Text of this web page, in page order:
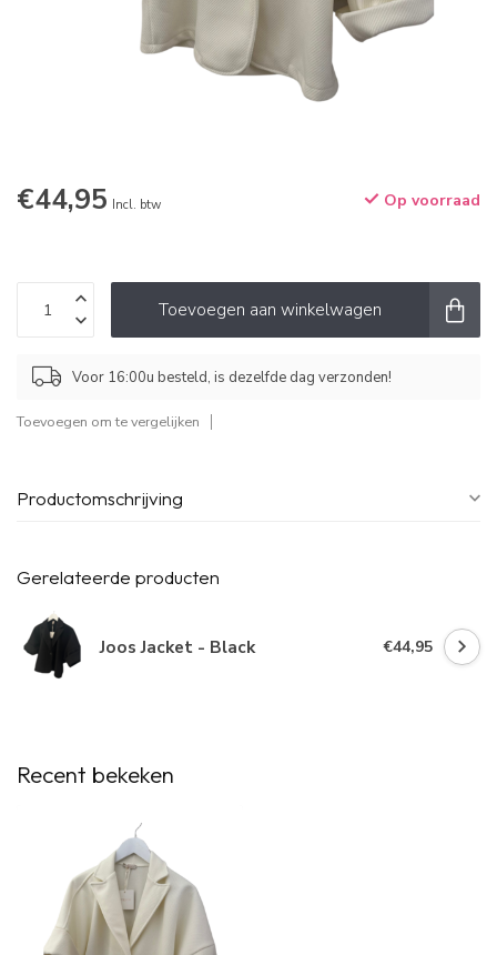
€44,95 Incl. btw Op voorraad
Toevoegen aan winkelwagen
Voor 16:00u besteld, is dezelfde dag verzonden!
Toevoegen om te vergelijken
Productomschrijving
Gerelateerde producten
Joos Jacket - Black €44,95
Recent bekeken